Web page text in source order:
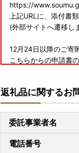
https://
上記URLに、添付書
(外部サイトへ遷移し
12月24日以降のご寄
こちらからの申請書
〒836-8666
福岡県大牟田市有明
大牟田市役所 企画総
TEL：0944-41-2868
返礼品に関するお
委託事業者名
電話番号